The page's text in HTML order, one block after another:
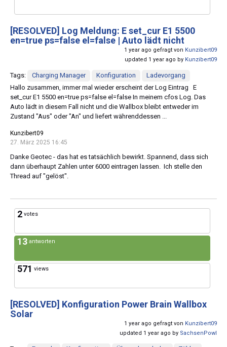
[RESOLVED] Log Meldung: E set_cur E1 5500
en=true ps=false el=false | Auto lädt nicht
1 year ago gefragt von Kunzibert09
updated 1 year ago by Kunzibert09
Tags: Charging Manager Konfiguration
Ladevorgang
Hallo zusammen, immer mal wieder erscheint der Log Eintrag E
set_cur E1 5500 en=true ps=false el=false In meinem cfos Log. Das
Auto lädt in diesem Fall nicht und die Wallbox bleibt entweder im
Zustand "Aus" oder "An" und liefert währenddessen ...
Kunzibert09
27. März 2025 16:45
Danke Geotec - das hat es tatsächlich bewirkt. Spannend, dass sich
dann überhaupt Zahlen unter 6000 eintragen lassen. Ich stelle den
Thread auf "gelöst".
2 votes
13 antworten
571 views
[RESOLVED] Konfiguration Power Brain Wallbox
Solar
1 year ago gefragt von Kunzibert09
updated 1 year ago by SachsenPowl